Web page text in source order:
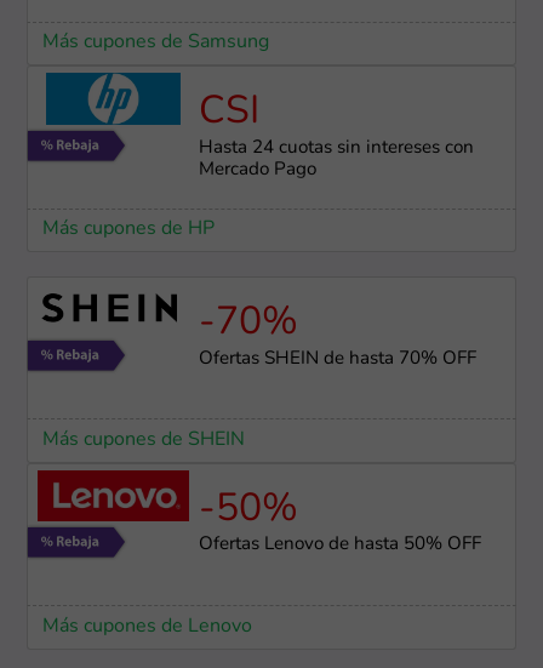
Más cupones de Samsung
CSI
Hasta 24 cuotas sin intereses con
Mercado Pago
Más cupones de HP
-70%
Ofertas SHEIN de hasta 70% OFF
Más cupones de SHEIN
-50%
Ofertas Lenovo de hasta 50% OFF
Más cupones de Lenovo